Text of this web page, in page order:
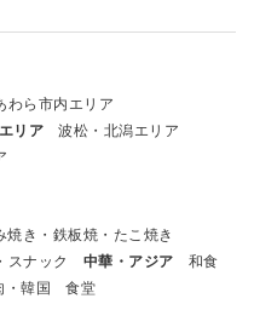
わら市内エリア
リア
波松・北潟エリア
焼き・鉄板焼・たこ焼き
スナック 中華・アジア
和食
・韓国 食堂